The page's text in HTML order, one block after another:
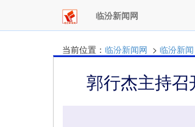
临汾新闻网
当前位置： 临汾新闻网 > 临汾新闻
郭行杰主持